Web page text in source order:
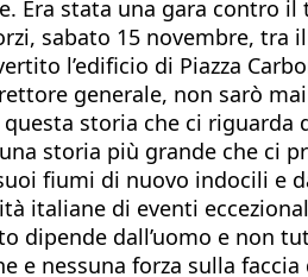
Era stata una gara contro
sabato 15 novembre, tra
l’edificio di Piazza
generale, non sarò
storia che ci riguarda
storia più grande che ci
fiumi di nuovo indocili e
italiane di eventi
dipende dall’uomo e non
e nessuna forza sulla